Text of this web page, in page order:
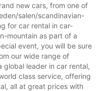
new cars, from one of
salen/scandinavian-
for car rental in car-
mountain as part of a
event, you will be sure
our wide range of
global leader in car rental,
class service, offering
all at great prices with